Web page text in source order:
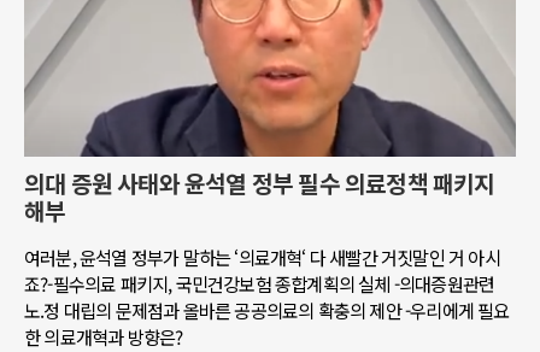
의대 증원 사태와 윤석열 정부 필수 의료정책 패키지
해부
여러분, 윤석열 정부가 말하는 ‘의료개혁‘ 다 새빨간 거짓말인 거 아시
죠?-필수의료 패키지, 국민건강보험 종합계획의 실체 -의대증원관련
노.정 대립의 문제점과 올바른 공공의료의 확충의 제안 -우리에게 필요
한 의료개혁과 방향은?